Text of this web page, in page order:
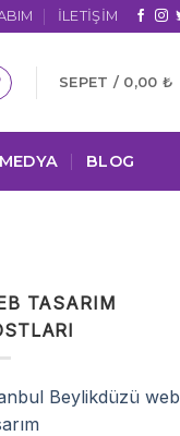
İLETIŞIM
SEPET / 0,00 ₺
BLOG
TASARIM
Beylikdüzü web